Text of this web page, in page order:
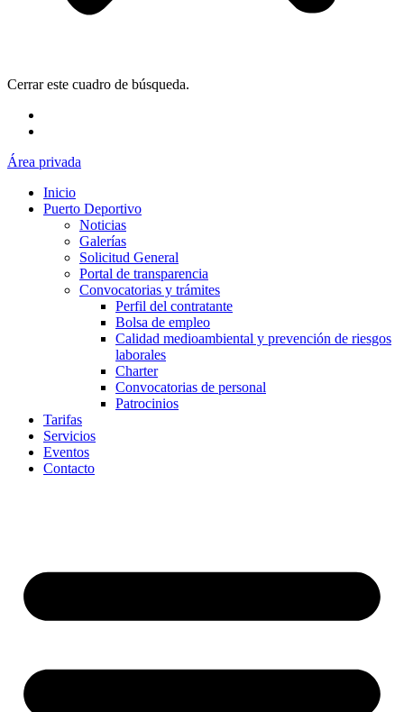
Cerrar este cuadro de búsqueda.
Área privada
Inicio
Puerto Deportivo
Noticias
Galerías
Solicitud General
Portal de transparencia
Convocatorias y trámites
Perfil del contratante
Bolsa de empleo
Calidad medioambiental y prevención de riesgos
laborales
Charter
Convocatorias de personal
Patrocinios
Tarifas
Servicios
Eventos
Contacto